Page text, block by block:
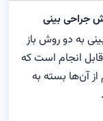
جراحی بینی
به دو روش باز
انجام است که
آن‌ها بسته به